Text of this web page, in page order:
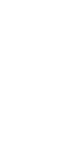
También
múltiple (un
matriculado
fomentar la
laboral o
su admisión
discapacidad
También
familia